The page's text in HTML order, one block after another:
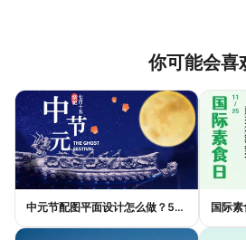
你可能会喜
中元节配图平面设计怎么做？5种风格模板轻松搞定节日氛围